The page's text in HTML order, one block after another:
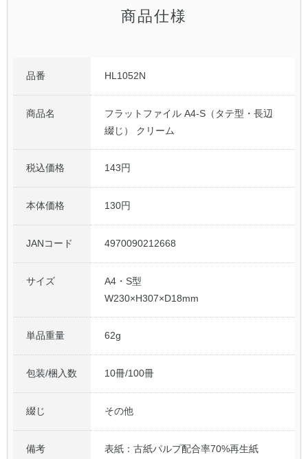
OEMご希望の方へ
商品仕様
品番 HL1052N
商品名
フラットファイル A4-S（タテ型・長辺
綴じ） クリーム
税込価格 143円
本体価格 130円
JANコード 4970090212668
サイズ
A4・S型
W230×H307×D18mm
単品重量 62g
包装/梱入数 10冊/100冊
綴じ その他
備考
表紙：古紙パルプ配合率70%再生紙